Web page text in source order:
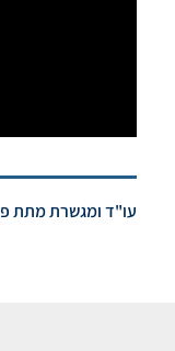
עו"ד ומגשרת מתת